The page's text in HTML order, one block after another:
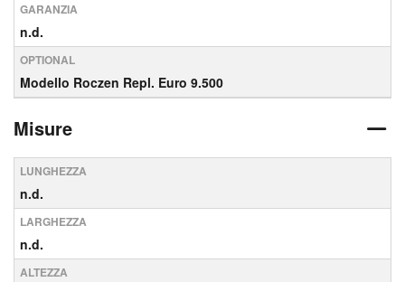
GARANZIA
n.d.
OPTIONAL
Modello Roczen Repl. Euro 9.500
Misure
LUNGHEZZA
n.d.
LARGHEZZA
n.d.
ALTEZZA